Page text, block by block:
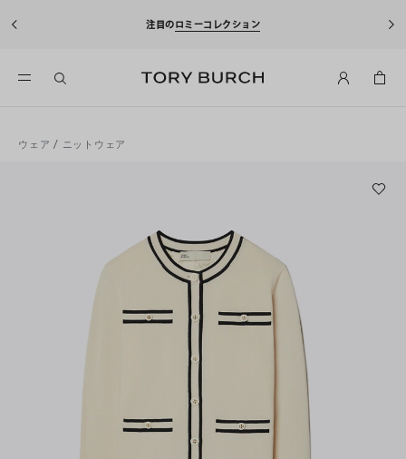
注目のロミーコレクション
ウェア / ニットウェア